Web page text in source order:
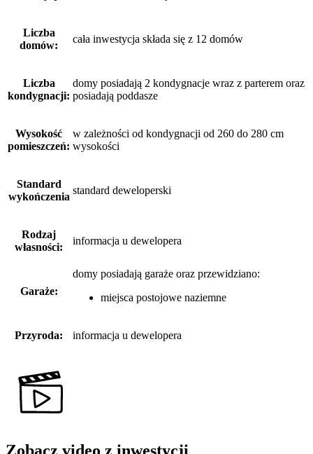
Liczba
domów:
cała inwestycja składa się z 12 domów
Liczba
kondygnacji:
domy posiadają 2 kondygnacje wraz z parterem oraz
posiadają poddasze
Wysokość
pomieszczeń:
w zależności od kondygnacji od 260 do 280 cm
wysokości
Standard
wykończenia
standard deweloperski
Rodzaj
własności:
informacja u dewelopera
Garaże:
domy posiadają garaże oraz przewidziano:
miejsca postojowe naziemne
Przyroda: informacja u dewelopera
Zobacz video z inwestycji